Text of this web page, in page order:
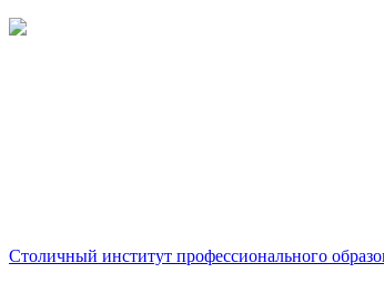
Столичный институт профессионального